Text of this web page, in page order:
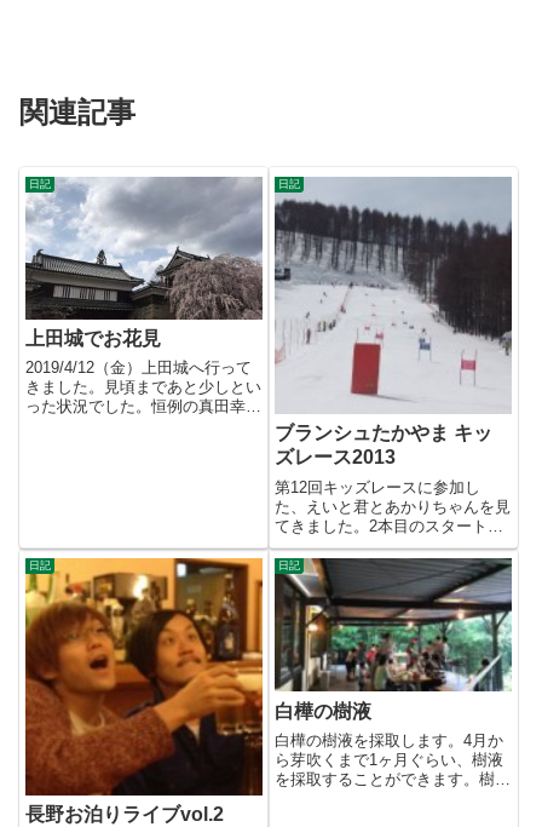
関連記事
日記
上田城でお花見
2019/4/12（金）上田城へ行って
きました。見頃まであと少しとい
った状況でした。恒例の真田幸村
日記
ブランシュたかやま キッ
ズレース2013
第12回キッズレースに参加し
た、えいと君とあかりちゃんを見
てきました。2本目のスタートに
は間に合ってよかったで
す。 ...
日記
長野お泊りライブvol.2
日記
白樺の樹液
白樺の樹液を採取します。4月か
ら芽吹くまで1ヶ月ぐらい、樹液
を採取することができます。樹液